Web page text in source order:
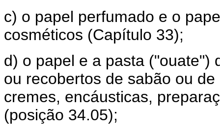
c) o papel perfumado e o
cosméticos (Capítulo 33);
d) o papel e a pasta ("ouate")
ou recobertos de sabão ou
cremes, encáusticas,
(posição 34.05);